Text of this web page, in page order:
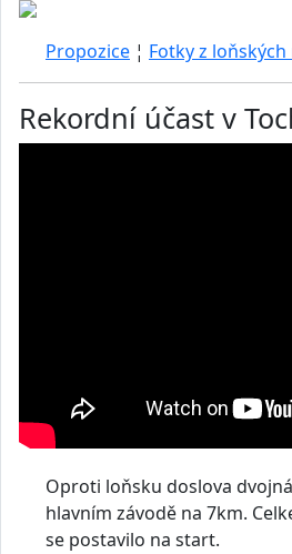
Propozice ¦ Fotky z
Rekordní účast v
Oproti loňsku doslova
hlavním závodě na 7km.
se postavilo na start.